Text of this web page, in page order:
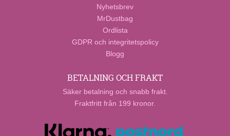
Nyhetsbrev
MrDustbag
Ordlista
GDPR och integritetspolicy
Blogg
BETALNING OCH FRAKT
Säker betalning och snabb frakt.
Fraktfritt från 199 kronor.